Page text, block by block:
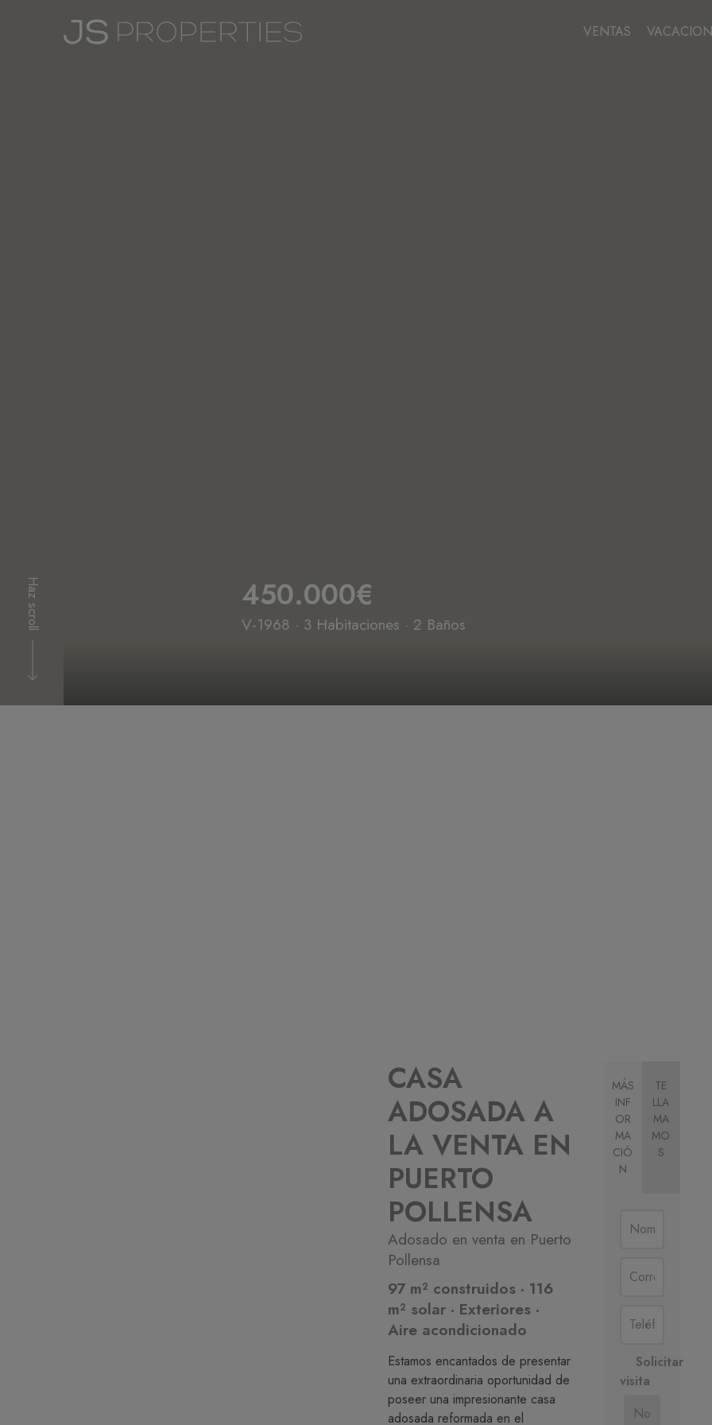
VENTAS
450.000€
V-1968 · 3 Habitaciones · 2 Baños
Haz scroll
CASA
ADOSADA A
LA VENTA EN
PUERTO
POLLENSA
Adosado en venta en Puerto
Pollensa
97 m² construidos · 116
m² solar · Exteriores ·
Aire acondicionado
Estamos encantados de presentar
una extraordinaria oportunidad de
poseer una impresionante casa
adosada reformada en el
MÁS
INF
OR
MA
CIÓ
N
TE
LLA
MA
MO
S
Solicitar
visita
No